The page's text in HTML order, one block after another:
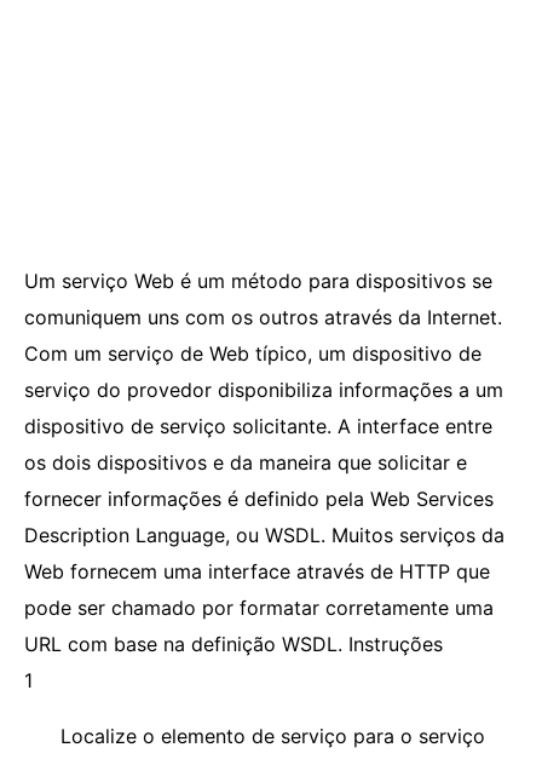
Um serviço Web é um método para dispositivos se
comuniquem uns com os outros através da Internet.
Com um serviço de Web típico, um dispositivo de
serviço do provedor disponibiliza informações a um
dispositivo de serviço solicitante. A interface entre
os dois dispositivos e da maneira que solicitar e
fornecer informações é definido pela Web Services
Description Language, ou WSDL. Muitos serviços da
Web fornecem uma interface através de HTTP que
pode ser chamado por formatar corretamente uma
URL com base na definição WSDL. Instruções
1
Localize o elemento de serviço para o serviço